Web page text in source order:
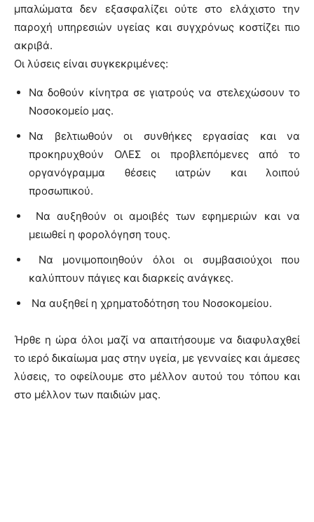
μπαλώματα δεν εξασφαλίζει ούτε στο ελάχιστο την
παροχή υπηρεσιών υγείας και συγχρόνως κοστίζει πιο
ακριβά.
Οι λύσεις είναι συγκεκριμένες:
Να δοθούν κίνητρα σε γιατρούς να στελεχώσουν το
Νοσοκομείο μας.
Να βελτιωθούν οι συνθήκες εργασίας και να
προκηρυχθούν ΟΛΕΣ οι προβλεπόμενες από το
οργανόγραμμα θέσεις ιατρών και λοιπού
προσωπικού.
Να αυξηθούν οι αμοιβές των εφημεριών και να
μειωθεί η φορολόγηση τους.
Να μονιμοποιηθούν όλοι οι συμβασιούχοι που
καλύπτουν πάγιες και διαρκείς ανάγκες.
Να αυξηθεί η χρηματοδότηση του Νοσοκομείου.
Ήρθε η ώρα όλοι μαζί να απαιτήσουμε να διαφυλαχθεί
το ιερό δικαίωμα μας στην υγεία, με γενναίες και άμεσες
λύσεις, το οφείλουμε στο μέλλον αυτού του τόπου και
στο μέλλον των παιδιών μας.